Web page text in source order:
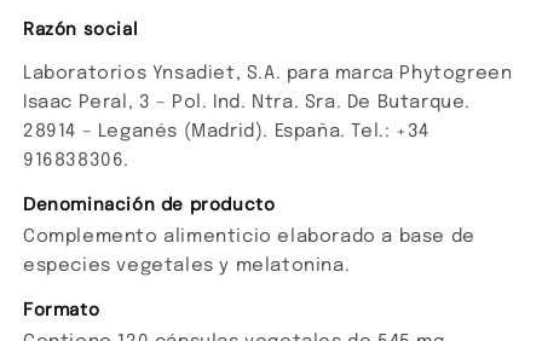
Razón social
Laboratorios Ynsadiet, S.A. para marca Phytogreen
Isaac Peral, 3 – Pol. Ind. Ntra. Sra. De Butarque.
28914 – Leganés (Madrid). España. Tel.: +34
916838306.
Denominación de producto
Complemento alimenticio elaborado a base de
especies vegetales y melatonina.
Formato